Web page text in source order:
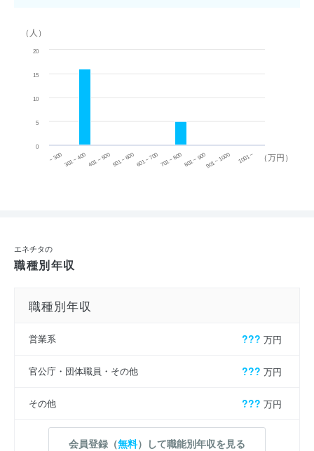
（万円）
（人）
~ 300 301 ~ 400 401 ~ 500501 ~ 600601 ~ 700701 ~ 800801 ~ 900901 ~ 1000 1001 ~
0
10
5
15
20
エネチタの
職種別年収
職種別年収
営業系 ??? 万円
官公庁・団体職員・その他 ??? 万円
その他 ??? 万円
会員登録（無料）して職能別年収を見る